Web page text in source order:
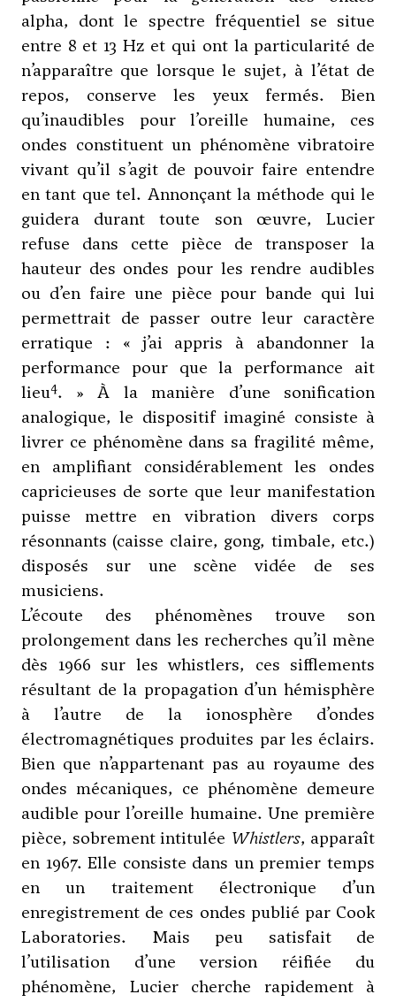
alpha, dont le spectre fréquentiel se situe
entre 8 et 13 Hz et qui ont la particularité de
n’apparaître que lorsque le sujet, à l’état de
repos, conserve les yeux fermés. Bien
qu’inaudibles pour l’oreille humaine, ces
ondes constituent un phénomène vibratoire
vivant qu’il s’agit de pouvoir faire entendre
en tant que tel. Annonçant la méthode qui le
guidera durant toute son œuvre, Lucier
refuse dans cette pièce de transposer la
hauteur des ondes pour les rendre audibles
ou d’en faire une pièce pour bande qui lui
permettrait de passer outre leur caractère
erratique : « j’ai appris à abandonner la
performance pour que la performance ait
lieu4. » À la manière d’une sonification
analogique, le dispositif imaginé consiste à
livrer ce phénomène dans sa fragilité même,
en amplifiant considérablement les ondes
capricieuses de sorte que leur manifestation
puisse mettre en vibration divers corps
résonnants (caisse claire, gong, timbale, etc.)
disposés sur une scène vidée de ses
musiciens.
L’écoute des phénomènes trouve son
prolongement dans les recherches qu’il mène
dès 1966 sur les whistlers, ces sifflements
résultant de la propagation d’un hémisphère
à l’autre de la ionosphère d’ondes
électromagnétiques produites par les éclairs.
Bien que n’appartenant pas au royaume des
ondes mécaniques, ce phénomène demeure
audible pour l’oreille humaine. Une première
pièce, sobrement intitulée Whistlers, apparaît
en 1967. Elle consiste dans un premier temps
en un traitement électronique d’un
enregistrement de ces ondes publié par Cook
Laboratories. Mais peu satisfait de
l’utilisation d’une version réifiée du
phénomène, Lucier cherche rapidement à